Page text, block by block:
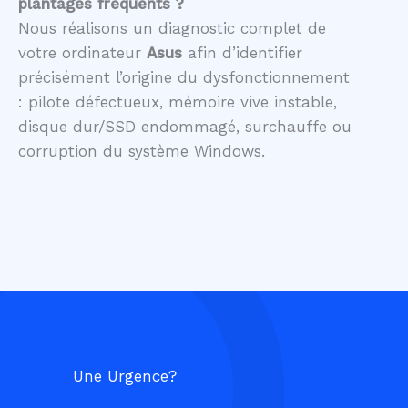
Nous réalisons un diagnostic complet de
votre ordinateur Asus afin d’identifier
précisément l’origine du dysfonctionnement
: pilote défectueux, mémoire vive instable,
disque dur/SSD endommagé, surchauffe ou
corruption du système Windows.
Une Urgence?